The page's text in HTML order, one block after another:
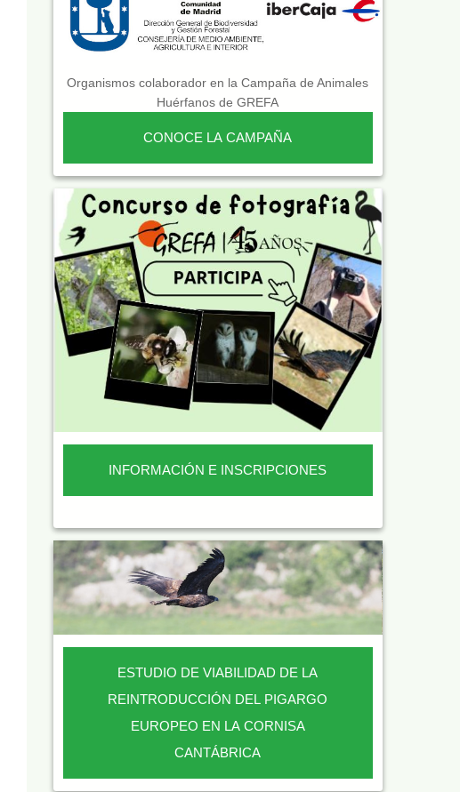
Organismos colaborador en la Campaña de Animales
Huérfanos de GREFA
CONOCE LA CAMPAÑA
INFORMACIÓN E INSCRIPCIONES
ESTUDIO DE VIABILIDAD DE LA
REINTRODUCCIÓN DEL PIGARGO
EUROPEO EN LA CORNISA
CANTÁBRICA